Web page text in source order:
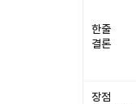
한줄
결론
장점